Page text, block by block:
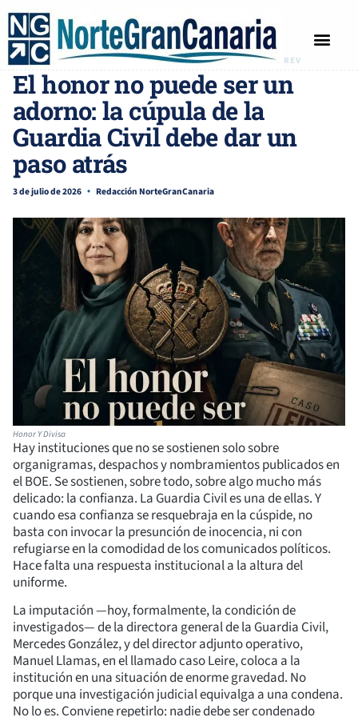
ARTICULOS COMENTARISTA POLÍTICO BRUNO LAREV
El honor no puede ser un
adorno: la cúpula de la
Guardia Civil debe dar un
paso atrás
3 de julio de 2026 Redacción NorteGranCanaria
Honor Y Divisa
Hay instituciones que no se sostienen solo sobre
organigramas, despachos y nombramientos publicados en
el BOE. Se sostienen, sobre todo, sobre algo mucho más
delicado: la confianza. La Guardia Civil es una de ellas. Y
cuando esa confianza se resquebraja en la cúspide, no
basta con invocar la presunción de inocencia, ni con
refugiarse en la comodidad de los comunicados políticos.
Hace falta una respuesta institucional a la altura del
uniforme.
La imputación —hoy, formalmente, la condición de
investigados— de la directora general de la Guardia Civil,
Mercedes González, y del director adjunto operativo,
Manuel Llamas, en el llamado caso Leire, coloca a la
institución en una situación de enorme gravedad. No
porque una investigación judicial equivalga a una condena.
No lo es. Conviene repetirlo: nadie debe ser condenado